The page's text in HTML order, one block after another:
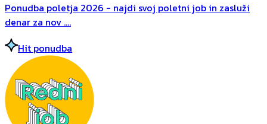
Ponudba poletja 2026 - najdi svoj poletni job in zasluži
denar za nov ....
Hit ponudba